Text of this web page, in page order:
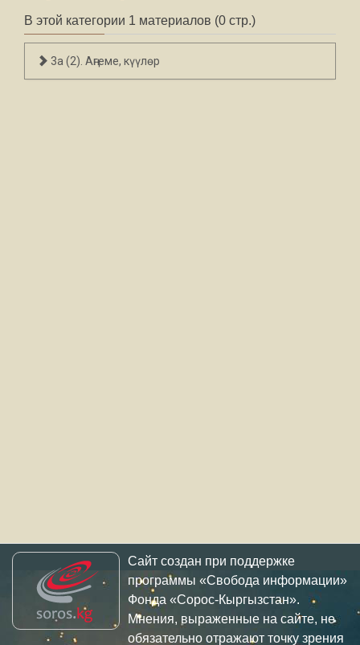
В этой категории 1 материалов (0 стр.)
3а (2). Аңгеме, күүлөр
Сайт создан при поддержке
программы «Свобода информации»
Фонда «Сорос-Кыргызстан».
Мнения, выраженные на сайте, не
обязательно отражают точку зрения